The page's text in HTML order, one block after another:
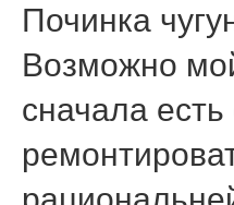
Починка
Возможно
сначала